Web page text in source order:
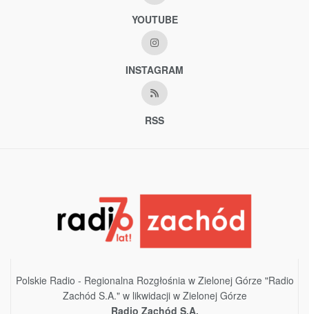
YOUTUBE
INSTAGRAM
RSS
Polskie Radio - Regionalna Rozgłośnia w Zielonej Górze "Radio
Zachód S.A." w likwidacji w Zielonej Górze
Radio Zachód S.A.